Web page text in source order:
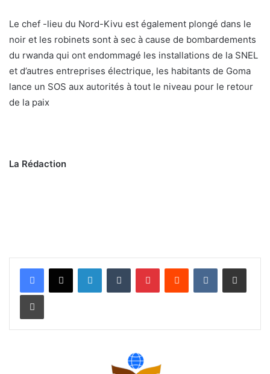
Le chef -lieu du Nord-Kivu est également plongé dans le
noir et les robinets sont à sec à cause de bombardements
du rwanda qui ont endommagé les installations de la SNEL
et d’autres entreprises électrique, les habitants de Goma
lance un SOS aux autorités à tout le niveau pour le retour
de la paix
La Rédaction